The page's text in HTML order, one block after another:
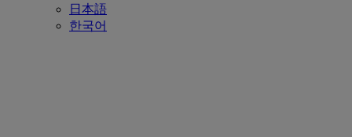
日本語
한국어